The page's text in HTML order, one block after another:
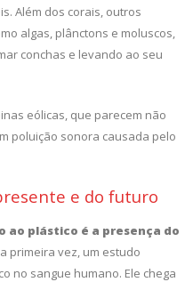
Além dos corais, outros
algas, plânctons e moluscos,
conchas e levando ao seu
eólicas, que parecem não
poluição sonora causada pelo
e do futuro
ao plástico é a presença do
primeira vez, um estudo
no sangue humano. Ele chega